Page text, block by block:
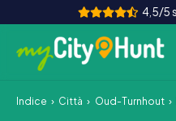
4,5/5
Come funziona
Indice Città Oud-Turnhout